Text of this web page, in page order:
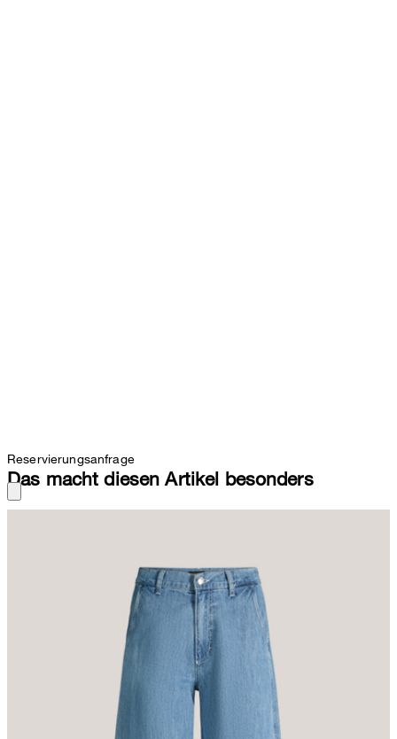
Reservierungsanfrage
Das macht diesen Artikel besonders
klassischen Five-Pocket-Stil. Für das komfortable Finish sorgt der
kombinierte Knopf-Zip-Verschluss. Der Look wirkt mit T-Shirts,
Blusen und eleganten Essentials wie einer Nadelstreifenweste.